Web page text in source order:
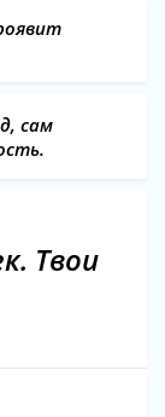
сам
Твои